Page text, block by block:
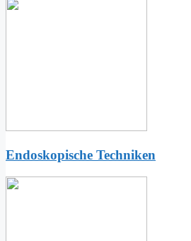
Endoskopische Techniken